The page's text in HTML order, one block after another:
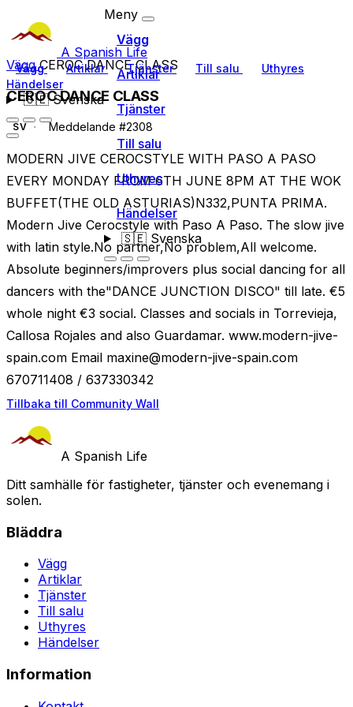
A Spanish Life
Vägg Artiklar Tjänster Till salu
Uthyres
Händelser
🇸🇪Svenska
Meny
Vägg
Artiklar
Tjänster
Till salu
Uthyres
Händelser
🇸🇪Svenska
VäggCEROC DANCE CLASS
CEROC DANCE CLASS
SV Meddelande #2308
MODERN JIVE CEROCSTYLE WITH PASO A PASO
EVERY MONDAY FROM 6TH JUNE 8PM AT THE WOK
BUFFET(THE OLD ASTURIAS)N332,PUNTA PRIMA.
Modern Jive Cerocstyle with Paso A Paso. The slow jive
with latin style.No partner,No problem,All welcome.
Absolute beginners/improvers plus social dancing for all
dancers with the"DANCE JUNCTION DISCO" till late. €5
whole night €3 social. Classes and socials in Torrevieja,
Callosa Rojales and also Guardamar. www.modern-jive-
spain.com Email maxine@modern-jive-spain.com
670711408 / 637330342
Tillbaka till Community Wall
A Spanish Life
Ditt samhälle för fastigheter, tjänster och evenemang i
solen.
Bläddra
Vägg
Artiklar
Tjänster
Till salu
Uthyres
Händelser
Information